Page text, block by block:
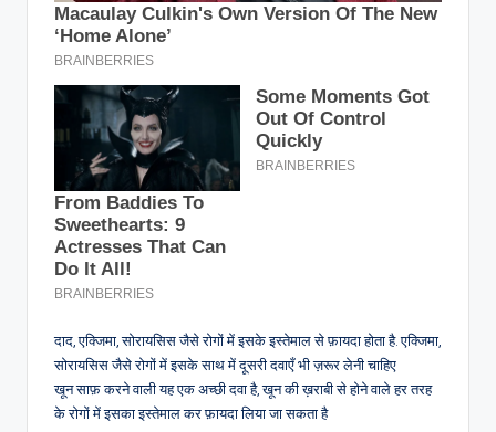
दाद, एक्जिमा, सोरायसिस जैसे रोगों में इसके इस्तेमाल से फ़ायदा होता है. एक्जिमा,
सोरायसिस जैसे रोगों में इसके साथ में दूसरी दवाएँ भी ज़रूर लेनी चाहिए
खून साफ़ करने वाली यह एक अच्छी दवा है, खून की ख़राबी से होने वाले हर तरह
के रोगों में इसका इस्तेमाल कर फ़ायदा लिया जा सकता है